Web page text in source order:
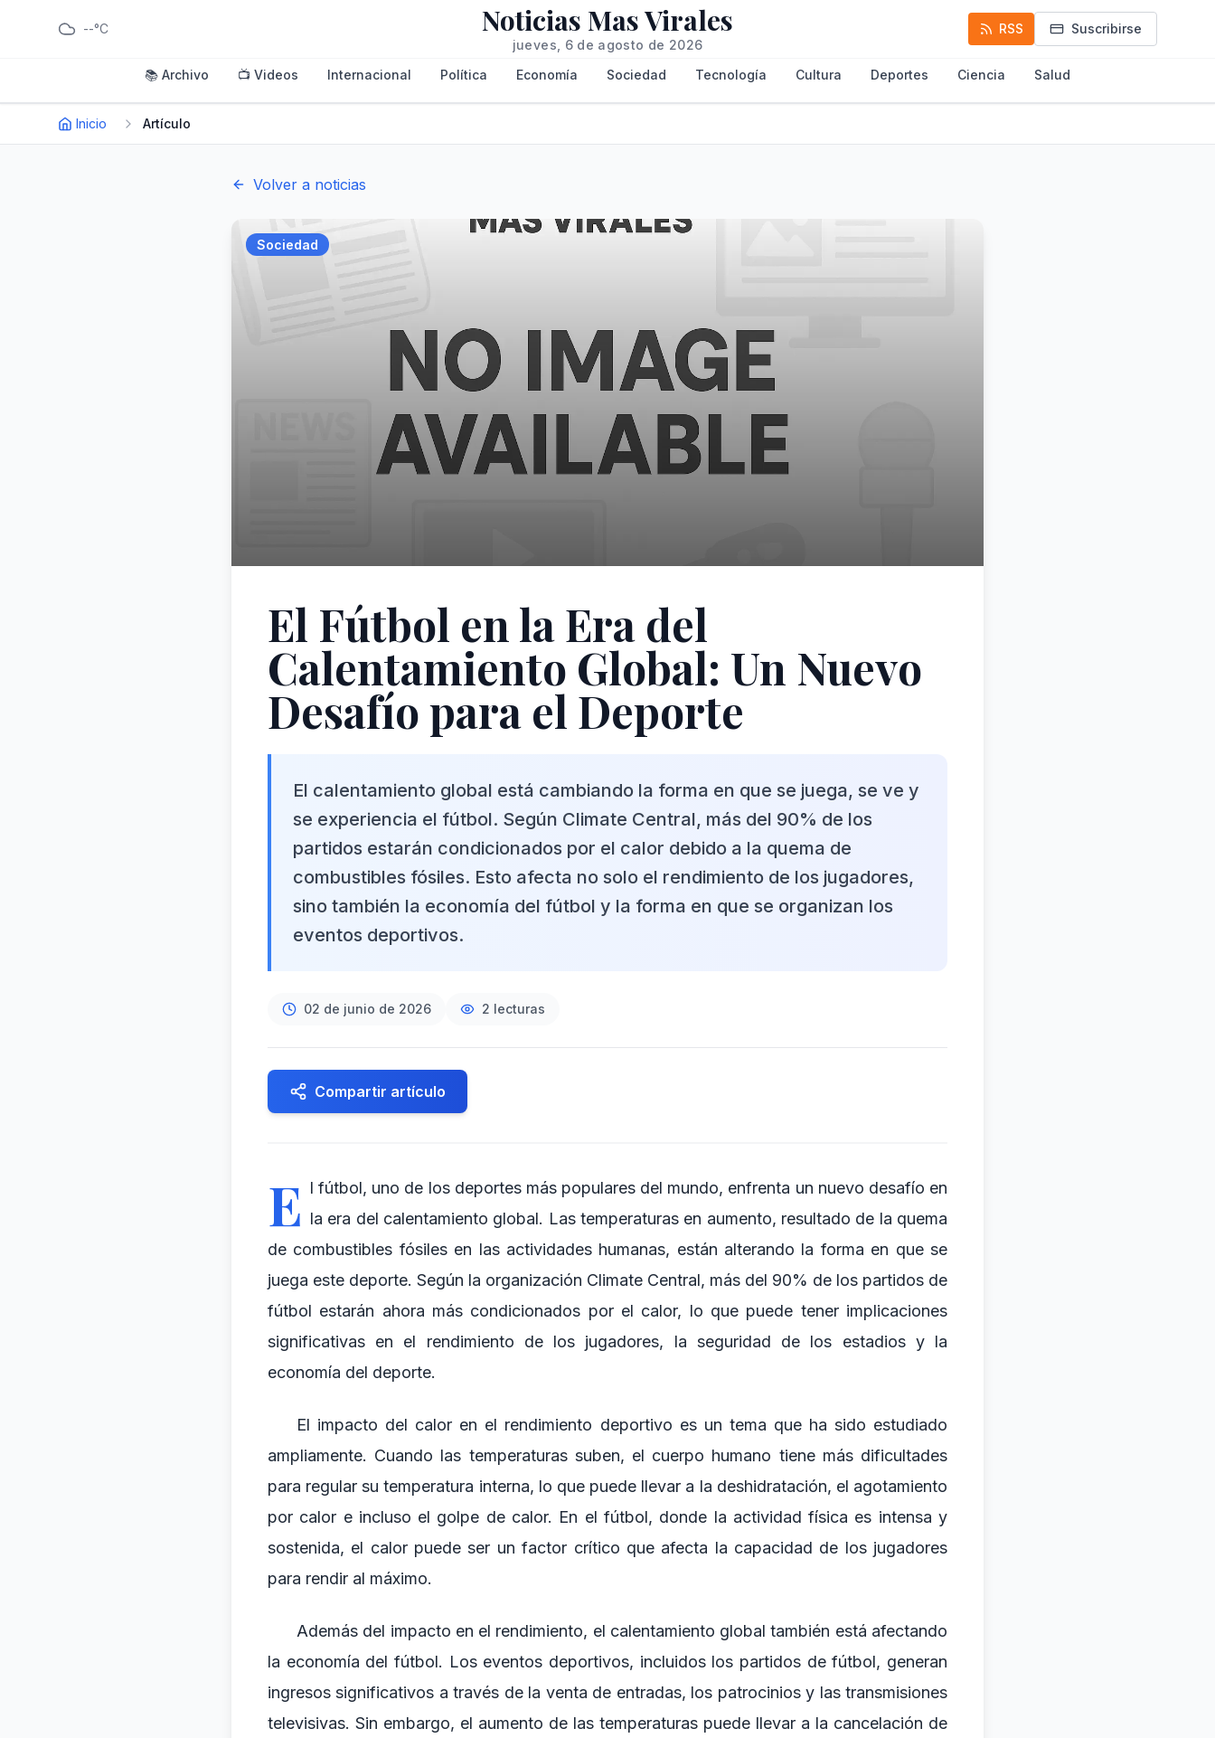
--°C Noticias Mas Virales
jueves, 6 de agosto de 2026
RSS Suscribirse
📚 Archivo 📺 Videos Internacional Política Economía Sociedad Tecnología Cultura Deportes Ciencia Salud
Inicio Artículo
Volver a noticias
Sociedad
El Fútbol en la Era del
Calentamiento Global: Un Nuevo
Desafío para el Deporte
El calentamiento global está cambiando la forma en que se juega, se ve y
se experiencia el fútbol. Según Climate Central, más del 90% de los
partidos estarán condicionados por el calor debido a la quema de
combustibles fósiles. Esto afecta no solo el rendimiento de los jugadores,
sino también la economía del fútbol y la forma en que se organizan los
eventos deportivos.
02 de junio de 2026 2 lecturas
Compartir artículo
E l fútbol, uno de los deportes más populares del mundo, enfrenta un nuevo desafío en
la era del calentamiento global. Las temperaturas en aumento, resultado de la quema
de combustibles fósiles en las actividades humanas, están alterando la forma en que se
juega este deporte. Según la organización Climate Central, más del 90% de los partidos de
fútbol estarán ahora más condicionados por el calor, lo que puede tener implicaciones
significativas en el rendimiento de los jugadores, la seguridad de los estadios y la
economía del deporte.
El impacto del calor en el rendimiento deportivo es un tema que ha sido estudiado
ampliamente. Cuando las temperaturas suben, el cuerpo humano tiene más dificultades
para regular su temperatura interna, lo que puede llevar a la deshidratación, el agotamiento
por calor e incluso el golpe de calor. En el fútbol, donde la actividad física es intensa y
sostenida, el calor puede ser un factor crítico que afecta la capacidad de los jugadores
para rendir al máximo.
Además del impacto en el rendimiento, el calentamiento global también está afectando
la economía del fútbol. Los eventos deportivos, incluidos los partidos de fútbol, generan
ingresos significativos a través de la venta de entradas, los patrocinios y las transmisiones
televisivas. Sin embargo, el aumento de las temperaturas puede llevar a la cancelación de